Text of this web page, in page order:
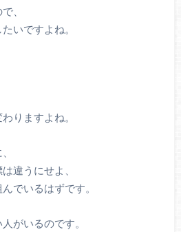
、
いですよね。
りますよね。
違うにせよ、
でいるはずです。
がいるのです。